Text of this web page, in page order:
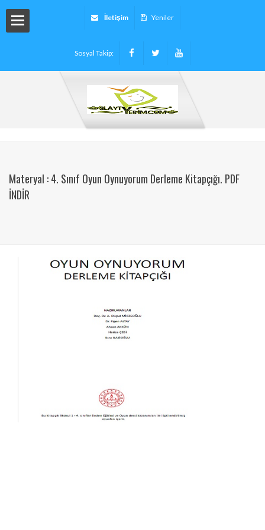
İletişim Yeniler
Sosyal Takip:
Materyal : 4. Sınıf Oyun Oynuyorum Derleme Kitapçığı. PDF
İNDİR